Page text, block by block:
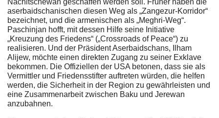
Nachitschewan geschaffen werden soll. Früher haben die
aserbaidschanischen diesen Weg als „Zangezur-Korridor“
bezeichnet, und die armenischen als „Meghri-Weg“.
Paschinjan hofft, mit dessen Hilfe seine Initiative
„Kreuzung des Friedens“ („Crossroads of Peace“) zu
realisieren. Und der Präsident Aserbaidschans, Ilham
Alijew, möchte einen direkten Zugang zu seiner Exklave
bekommen. Die Offiziellen der USA betonen, dass sie als
Vermittler und Friedensstifter auftreten würden, die helfen
werden, die Sicherheit in der Region zu gewährleisten und
eine Zusammenarbeit zwischen Baku und Jerewan
anzubahnen.